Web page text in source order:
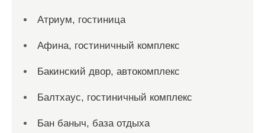
Атриум, гостиница
Афина, гостиничный комплекс
Бакинский двор, автокомплекс
Балтхаус, гостиничный комплекс
Бан баныч, база отдыха